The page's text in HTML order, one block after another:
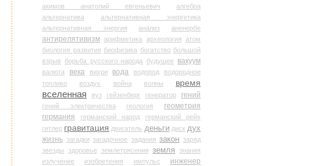
акимов анатолий евгеньевич
алгебра
альтернатива
альтернативная энергетика
альтернативная энергия
анализ аненербе
антирелятивизм арифметика археология атом
биология развития биофизика богатство большой
взрыв
борьба русского народа будущее вакуум
валюта века вихри вода водород
водородное
топливо
воздух война волны
время
вселенная
вуз гейзенберг генератор гений
гений электричества геология
геометрия
германия
германский народ
германский рейх
гитлер гравитация двигатель деньги диск дух
жизнь загадки загадочное задания закон заряд
звезды
здоровье землетрясения земля
знания
излучение
изобретения импульс инженер